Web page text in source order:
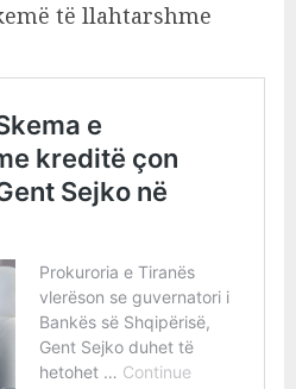
të llahtarshme